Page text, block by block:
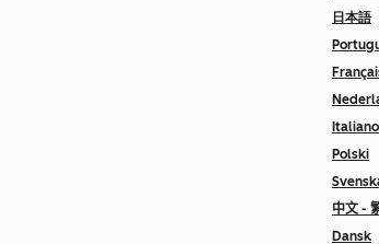
日本語
Italiano
Polski
中文 -
Dansk